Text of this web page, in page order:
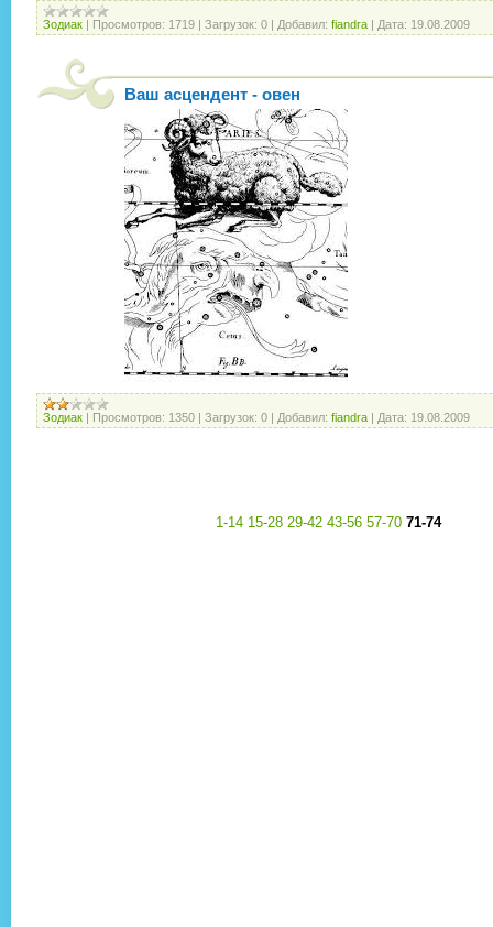
Зодиак | Просмотров: 1719 | Загрузок: 0 | Добавил: fiandra | Дата: 19.08.2009
Ваш асцендент - овен
Зодиак | Просмотров: 1350 | Загрузок: 0 | Добавил: fiandra | Дата: 19.08.2009
1-14 15-28 29-42 43-56 57-70 71-74